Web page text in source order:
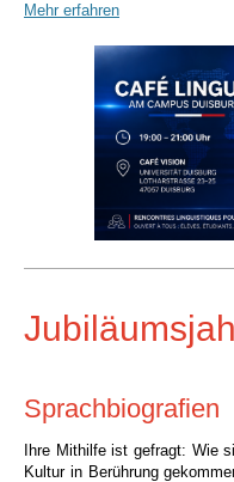
Mehr erfahren
Sprachbiografien
Ihre Mithilfe ist gefragt: Wie
Kultur in Berührung